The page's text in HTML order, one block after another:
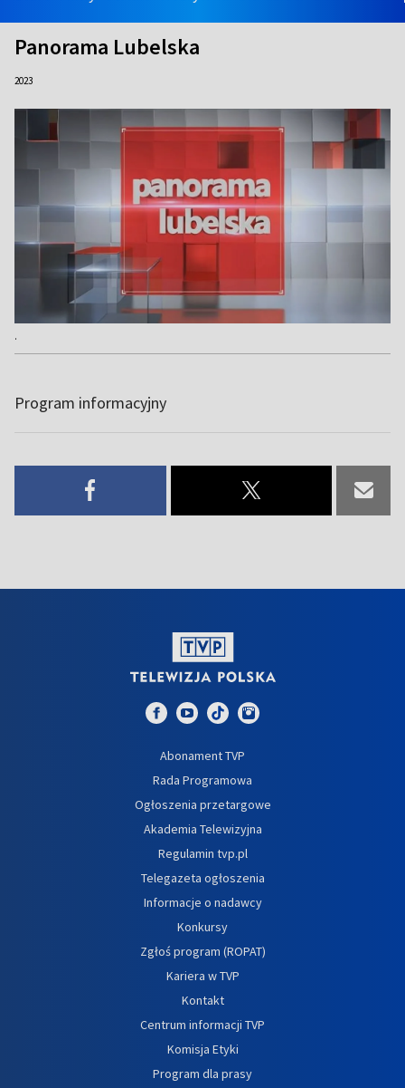
Panorama Lubelska
2023
.
Program informacyjny
Abonament TVP
Rada Programowa
Ogłoszenia przetargowe
Akademia Telewizyjna
Regulamin tvp.pl
Telegazeta ogłoszenia
Informacje o nadawcy
Konkursy
Zgłoś program (ROPAT)
Kariera w TVP
Kontakt
Centrum informacji TVP
Komisja Etyki
Program dla prasy